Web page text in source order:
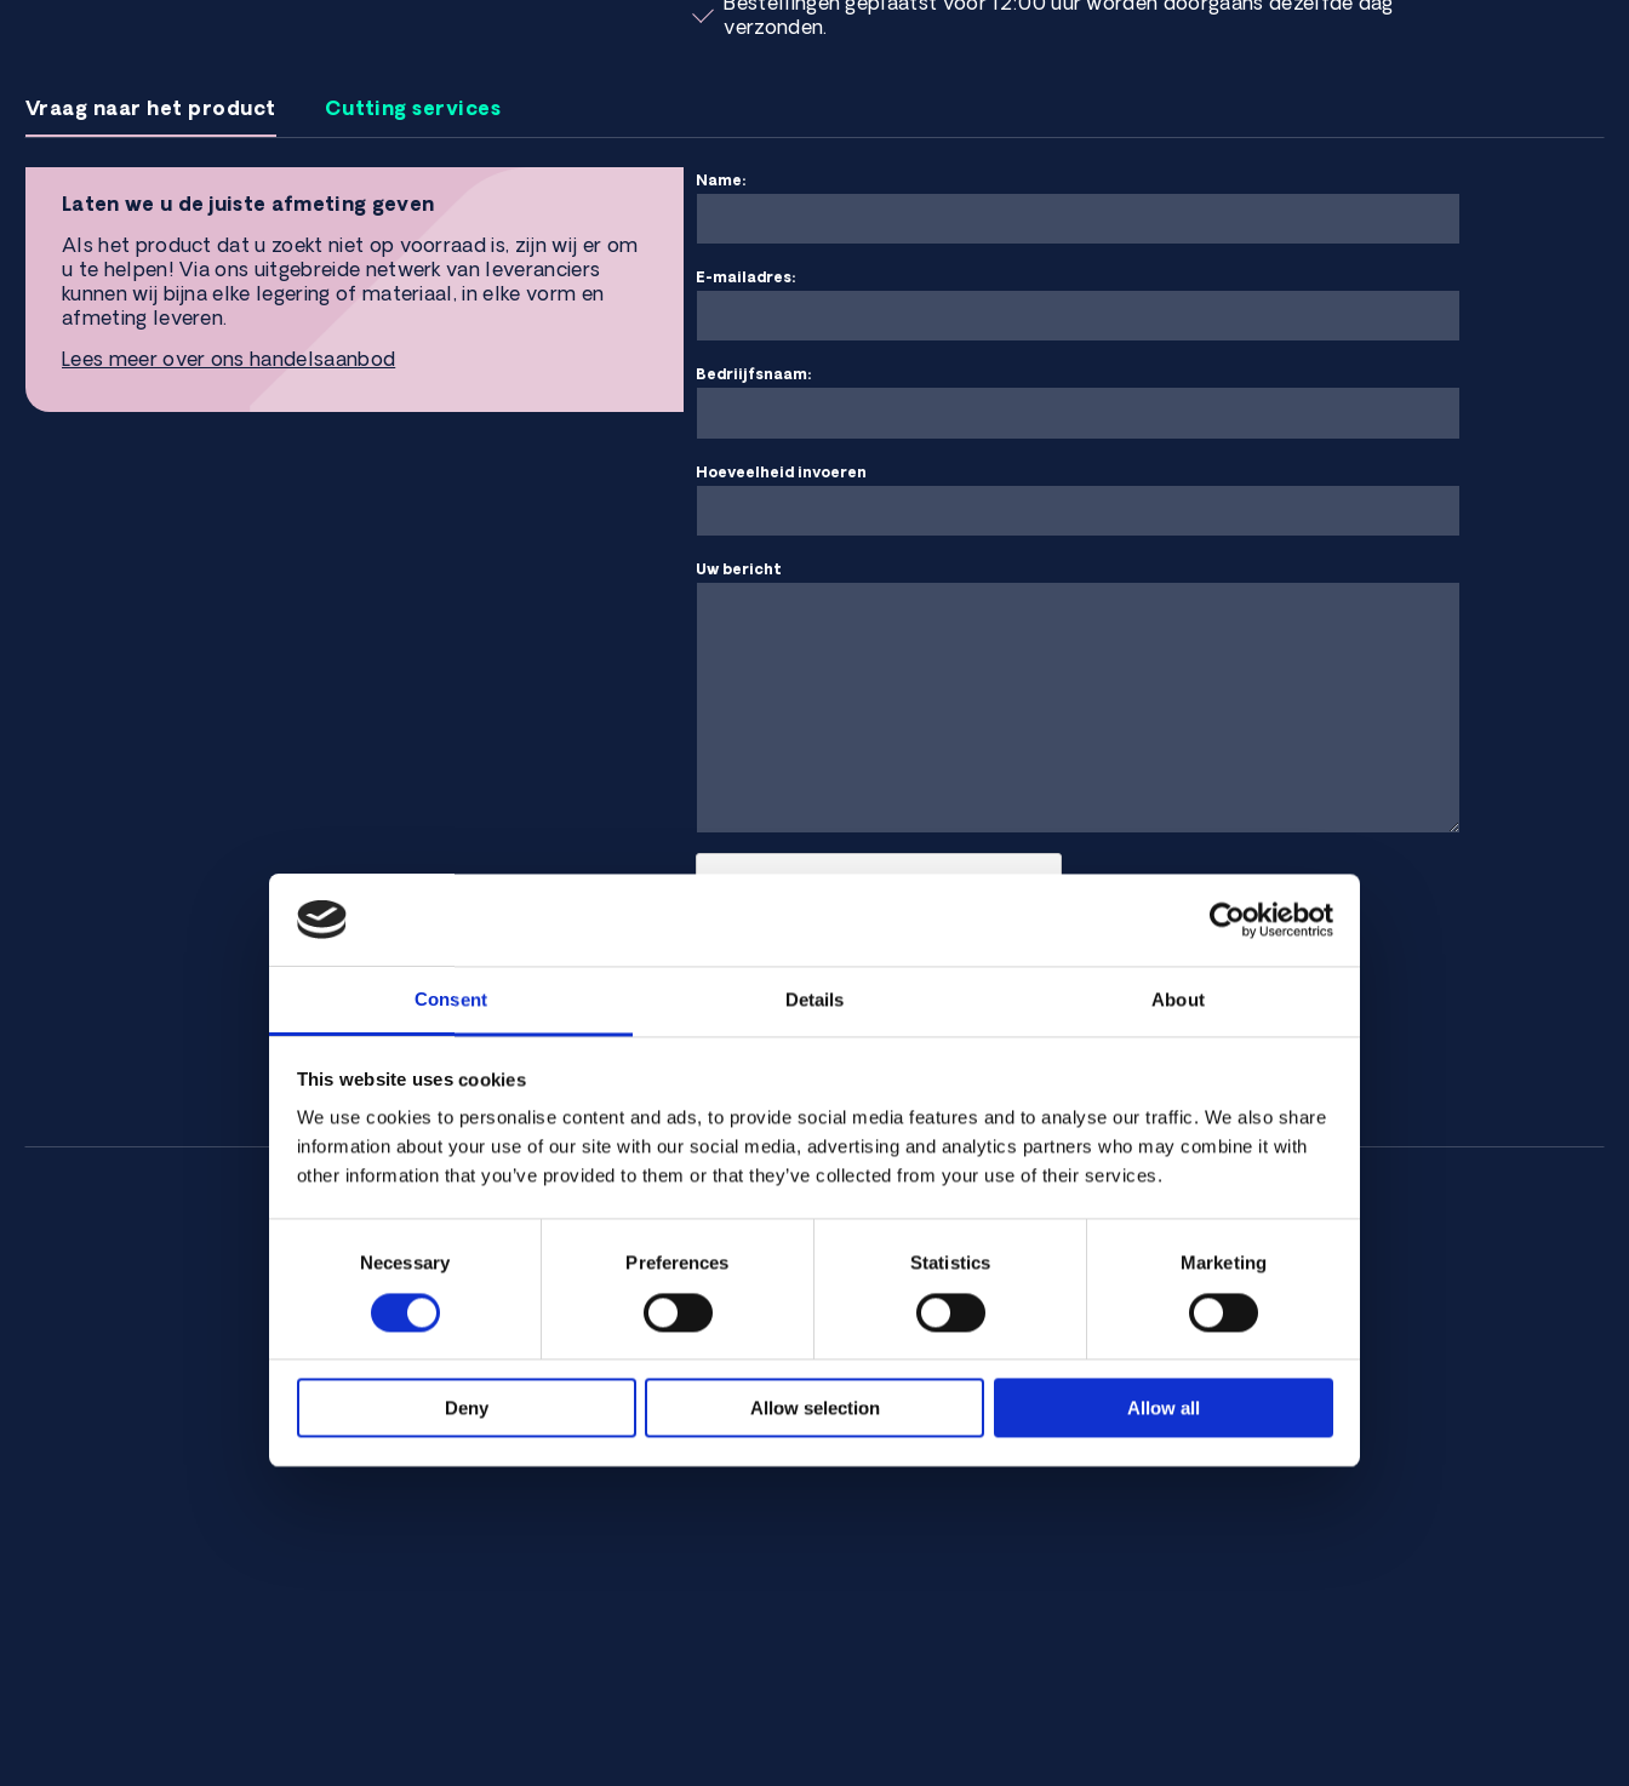
Consent Details About
This website uses cookies
We use cookies to personalise content and ads, to provide social media features and to analyse our traffic. We also share
information about your use of our site with our social media, advertising and analytics partners who may combine it with
other information that you’ve provided to them or that they’ve collected from your use of their services.
Necessary Preferences Statistics Marketing
Deny Allow selection Allow all
verzonden.
Vraag naar het product Cutting services
Laten we u de juiste afmeting geven
Als het product dat u zoekt niet op voorraad is, zijn wij er om
u te helpen! Via ons uitgebreide netwerk van leveranciers
kunnen wij bijna elke legering of materiaal, in elke vorm en
afmeting leveren.
Lees meer over ons handelsaanbod
Name:
E-mailadres:
Bedriijfsnaam:
Hoeveelheid invoeren
Uw bericht
Stuur